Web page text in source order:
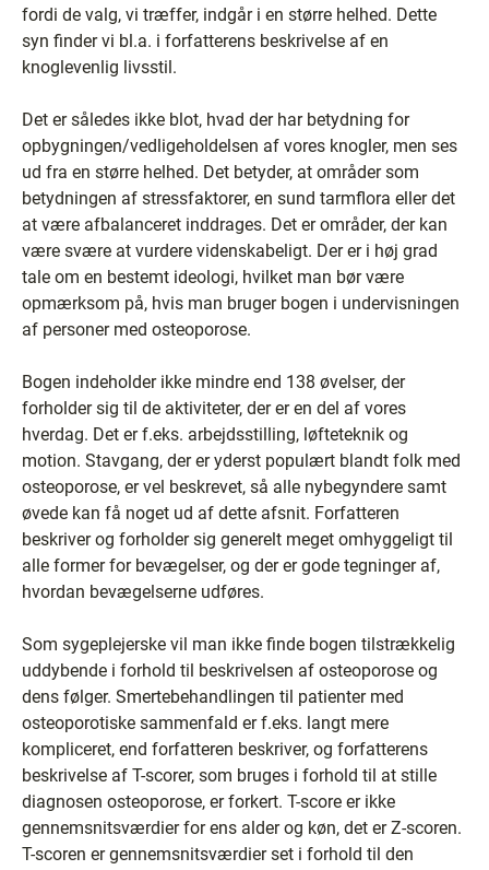
fordi de valg, vi træffer, indgår i en større helhed. Dette
syn finder vi bl.a. i forfatterens beskrivelse af en
knoglevenlig livsstil.
Det er således ikke blot, hvad der har betydning for
opbygningen/vedligeholdelsen af vores knogler, men ses
ud fra en større helhed. Det betyder, at områder som
betydningen af stressfaktorer, en sund tarmflora eller det
at være afbalanceret inddrages. Det er områder, der kan
være svære at vurdere videnskabeligt. Der er i høj grad
tale om en bestemt ideologi, hvilket man bør være
opmærksom på, hvis man bruger bogen i undervisningen
af personer med osteoporose.
Bogen indeholder ikke mindre end 138 øvelser, der
forholder sig til de aktiviteter, der er en del af vores
hverdag. Det er f.eks. arbejdsstilling, løfteteknik og
motion. Stavgang, der er yderst populært blandt folk med
osteoporose, er vel beskrevet, så alle nybegyndere samt
øvede kan få noget ud af dette afsnit. Forfatteren
beskriver og forholder sig generelt meget omhyggeligt til
alle former for bevægelser, og der er gode tegninger af,
hvordan bevægelserne udføres.
Som sygeplejerske vil man ikke finde bogen tilstrækkelig
uddybende i forhold til beskrivelsen af osteoporose og
dens følger. Smertebehandlingen til patienter med
osteoporotiske sammenfald er f.eks. langt mere
kompliceret, end forfatteren beskriver, og forfatterens
beskrivelse af T-scorer, som bruges i forhold til at stille
diagnosen osteoporose, er forkert. T-score er ikke
gennemsnitsværdier for ens alder og køn, det er Z-scoren.
T-scoren er gennemsnitsværdier set i forhold til den